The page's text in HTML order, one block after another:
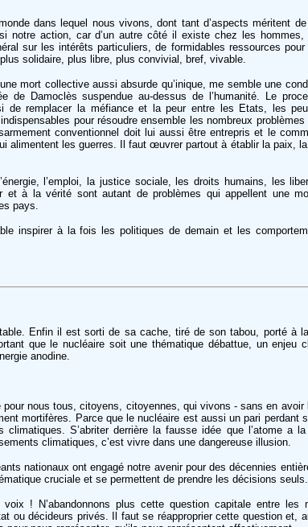
dans lequel nous vivons, dont tant d’aspects méritent
notre action, car d’un autre côté il existe chez les hommes,
sur les intérêts particuliers, de formidables ressources pour
solidaire, plus libre, plus convivial, bref, vivable.
mort collective aussi absurde qu’inique, me semble une
de Damoclès suspendue au-dessus de l’humanité. Le
de remplacer la méfiance et la peur entre les Etats, les
pour résoudre ensemble les nombreux problèmes
conventionnel doit lui aussi être entrepris et le
alimentent les guerres. Il faut œuvrer partout à établir la paix,
l’emploi, la justice sociale, les droits humains, les
et à la vérité sont autant de problèmes qui appellent une
pays.
inspirer à la fois les politiques de demain et les
Enfin il est sorti de sa cache, tiré de son tabou, porté à
que le nucléaire soit une thématique débattue, un enjeu
anodine.
pour nous tous, citoyens, citoyennes, qui vivons - sans en avoir
mortifères. Parce que le nucléaire est aussi un pari perdant
S’abriter derrière la fausse idée que l’atome a
climatiques, c’est vivre dans une dangereuse illusion.
nationaux ont engagé notre avenir pour des décennies
cruciale et se permettent de prendre les décisions seuls.
voix ! N’abandonnons plus cette question capitale entre les
ou décideurs privés. Il faut se réapproprier cette question et,